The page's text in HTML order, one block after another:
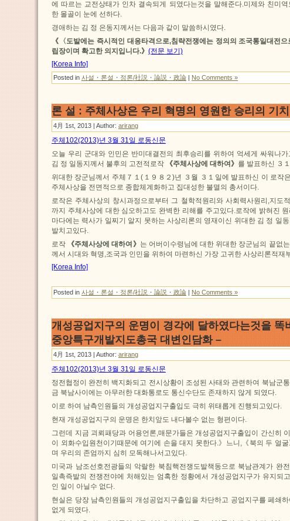
에 따르는 교전상태가 인차 결속되게 되였다는것을 말해준다.미제와 친미
한 몰골이 눈에 선하다.
경애하는 김 정 은동지께서는 다음과 같이 말씀하시였다.
《〈도발에는 즉시적인 대응타격으로,침략전쟁에는 정의의 조국통일대전
립장이며 확고한 의지입니다.》 (전문 보기)
[Korea Info]
Posted in 사설・론설・정론/社説・論説・政論 | No Comments »
론 설 : 주체사상은 우리 혁명의 영원한 승리의 기치
4月 1st, 2013 | Author: arirang
주체102(2013)년 3월 31일 로동신문
오늘 우리 군대와 인민은 반미대결전의 최후승리를 위하여 억세게 싸워나
김 정 일동지께서 불후의 고전적로작 《주체사상에 대하여》 를 발표하신 ３
위대한 장군님께서 주체７１(１９８２)년 ３월 ３１일에 발표하신 이 로작
주체사상을 전면적으로 종합체계화하고 집대성한 불멸의 총서이다.
로작은 주체사상의 창시과정으로부터 그 철학적원리와 사회력사원리,지도
까지 주체사상에 대한 심오하고도 완벽한 리해를 주고있다.로작에 밝혀진
마다에는 력사가 일찌기 알지 못하는 사상리론의 영재이신 위대한 김 정 일
발치고있다.
로작 《주체사상에 대하여》 는 어버이수령님에 대한 위대한 장군님의 끝없
께서 시대와 혁명,조국과 인민을 위하여 마련하신 가장 고귀한 사상리론적재
[Korea Info]
Posted in 사설・론설・정론/社説・論説・政論 No Comments »
개성공업지구의 운명이 경각에 달하였다는것을 똑
중앙특구개발지도총국 대변인담화 –
4月 1st, 2013 | Author: arirang
주체102(2013)년 3월 31일 로동신문
정전협정이 완전히 백지화되고 전시상황이 조성된 사태와 관련하여 북남군
금 북남사이에는 아무러한 대화통로도 통신수단도 존재하지 않게 되였다.
이로 하여 남측인원들의 개성공업지구출입도 극히 위태롭게 진행되고있다.
현재 개성공업지구의 운명은 한치앞도 내다볼수 없는 형편이다.
그런데 지금 괴뢰패당과 어용언론,매문가들은 개성공업지구출입이 간신히
이 외화수입원천이기때문에 여기에 손을 대지 못한다.》느니,《북의 두 얼
며 우리의 존엄까지 심히 모독해나서고있다.
미국과 남조선호전광들의 악랄한 북침핵전쟁도발책동으로 북남관계가 완
일촉즉발의 전쟁전야에 처해있는 엄혹한 정황에서 개성공업지구가 유지되
인 일이 아닐수 없다.
현실은 당장 남측인원들의 개성공업지구출입을 차단하고 공업지구를 페쇄
없게 되였다.